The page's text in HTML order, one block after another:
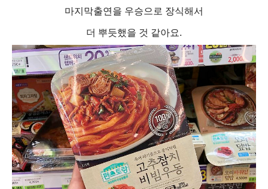
마지막출연을 우승으로 장식해서
더 뿌듯했을 것 같아요.